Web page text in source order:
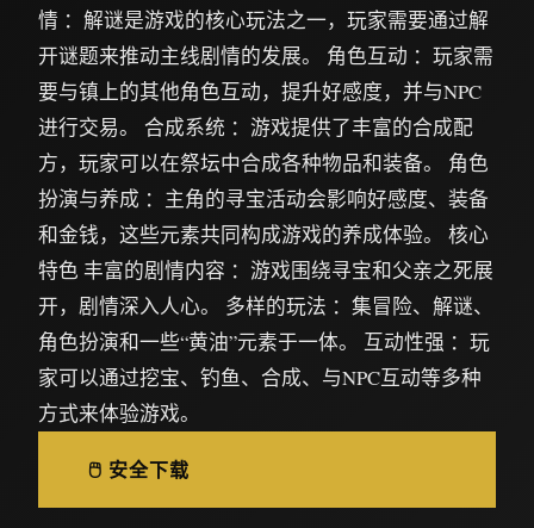
情 ：解谜是游戏的核心玩法之一，玩家需要通过解
开谜题来推动主线剧情的发展。 角色互动 ：玩家需
要与镇上的其他角色互动，提升好感度，并与NPC
进行交易。 合成系统 ：游戏提供了丰富的合成配
方，玩家可以在祭坛中合成各种物品和装备。 角色
扮演与养成 ：主角的寻宝活动会影响好感度、装备
和金钱，这些元素共同构成游戏的养成体验。 核心
特色 丰富的剧情内容 ：游戏围绕寻宝和父亲之死展
开，剧情深入人心。 多样的玩法 ：集冒险、解谜、
角色扮演和一些“黄油”元素于一体。 互动性强 ：玩
家可以通过挖宝、钓鱼、合成、与NPC互动等多种
方式来体验游戏。
🖱️ 安全下载